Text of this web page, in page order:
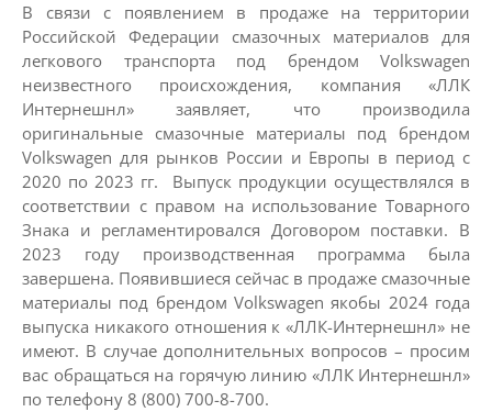
В связи с появлением в продаже на территории
Российской Федерации смазочных материалов для
легкового транспорта под брендом Volkswagen
неизвестного происхождения, компания «ЛЛК
Интернешнл» заявляет, что производила
оригинальные смазочные материалы под брендом
Volkswagen для рынков России и Европы в период с
2020 по 2023 гг. Выпуск продукции осуществлялся в
соответствии с правом на использование Товарного
Знака и регламентировался Договором поставки. В
2023 году производственная программа была
завершена. Появившиеся сейчас в продаже смазочные
материалы под брендом Volkswagen якобы 2024 года
выпуска никакого отношения к «ЛЛК-Интернешнл» не
имеют. В случае дополнительных вопросов – просим
вас обращаться на горячую линию «ЛЛК Интернешнл»
по телефону 8 (800) 700-8-700.